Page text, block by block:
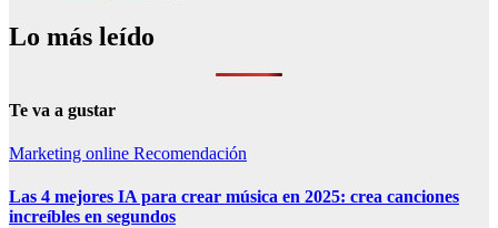
Lo más leído
Te va a gustar
Marketing online Recomendación
Las 4 mejores IA para crear música en 2025: crea canciones
increíbles en segundos